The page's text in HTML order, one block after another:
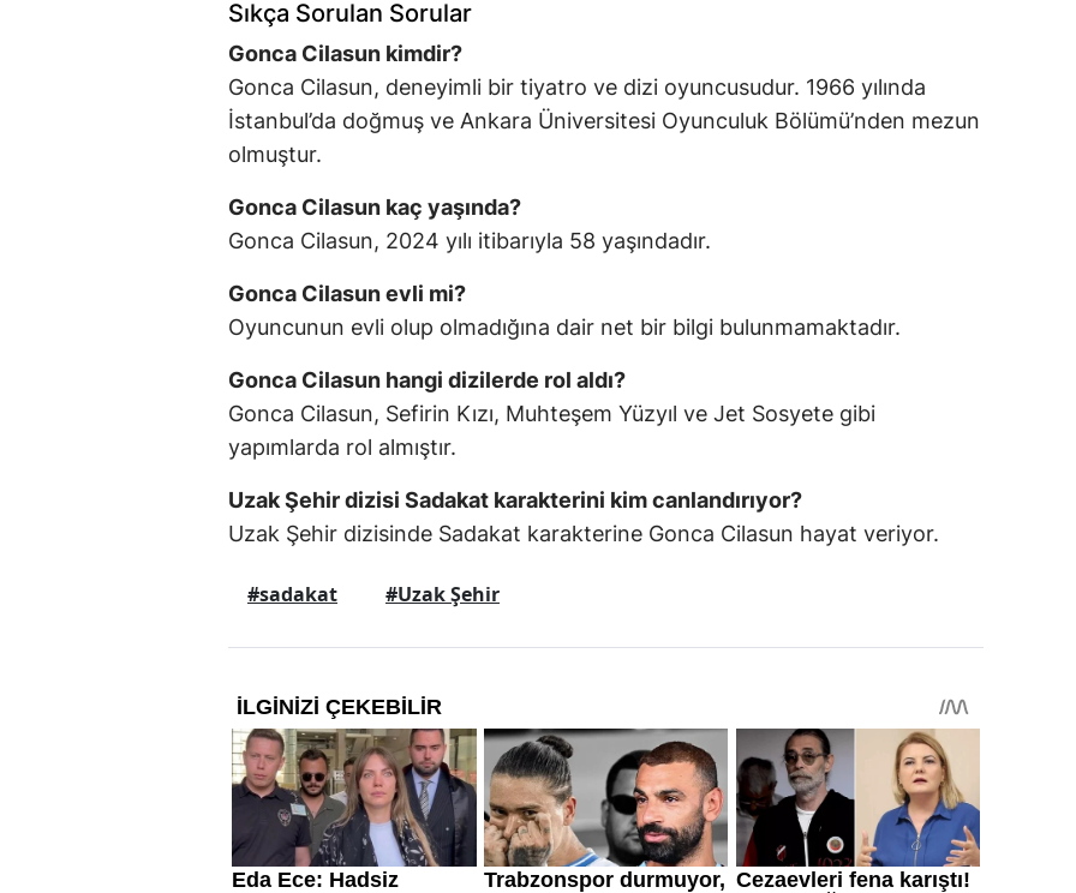
Sıkça Sorulan Sorular
Gonca Cilasun kimdir?
Gonca Cilasun, deneyimli bir tiyatro ve dizi oyuncusudur. 1966 yılında
İstanbul’da doğmuş ve Ankara Üniversitesi Oyunculuk Bölümü’nden mezun
olmuştur.
Gonca Cilasun kaç yaşında?
Gonca Cilasun, 2024 yılı itibarıyla 58 yaşındadır.
Gonca Cilasun evli mi?
Oyuncunun evli olup olmadığına dair net bir bilgi bulunmamaktadır.
Gonca Cilasun hangi dizilerde rol aldı?
Gonca Cilasun, Sefirin Kızı, Muhteşem Yüzyıl ve Jet Sosyete gibi
yapımlarda rol almıştır.
Uzak Şehir dizisi Sadakat karakterini kim canlandırıyor?
Uzak Şehir dizisinde Sadakat karakterine Gonca Cilasun hayat veriyor.
#sadakat #Uzak Şehir